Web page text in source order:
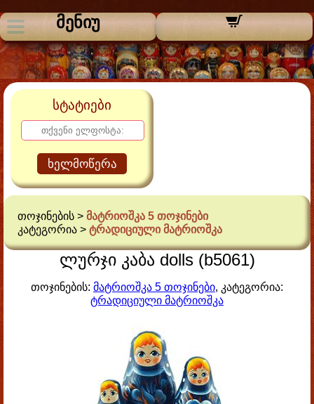
მენიუ
სტატიები
ხელმოწერა
თოჯინების > მატრიოშკა 5 თოჯინები
კატეგორია > ტრადიციული მატრიოშკა
ლურჯი კაბა dolls (b5061)
თოჯინების: მატრიოშკა 5 თოჯინები, კატეგორია:
ტრადიციული მატრიოშკა